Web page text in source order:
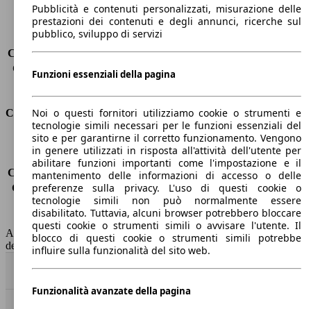
Porte
4
Sedili
5
Carico sul tetto
-
Capacità di traino (senza freni) -
Capacità di traino (con freni)
1600 kg
480 l
Consumi
Emissioni di CO2*
-
Consumo (urbano)
-
Consumo (extra-urbano) -
Consumo (combinato)*
-
Classe di emissione
Euro 6
Capacità del serbatoio
52 l
AutoScout24 non si assume alcuna responsabilità per la correttezza
dei dati.
Torna su
Pubblicità e contenuti personalizzati, misurazione delle
prestazioni dei contenuti e degli annunci, ricerche sul
pubblico, sviluppo di servizi
Funzioni essenziali della pagina
Noi o questi fornitori utilizziamo cookie o strumenti e
tecnologie simili necessari per le funzioni essenziali del
sito e per garantirne il corretto funzionamento. Vengono
in genere utilizzati in risposta all'attività dell'utente per
abilitare funzioni importanti come l'impostazione e il
mantenimento delle informazioni di accesso o delle
preferenze sulla privacy. L'uso di questi cookie o
tecnologie simili non può normalmente essere
disabilitato. Tuttavia, alcuni browser potrebbero bloccare
questi cookie o strumenti simili o avvisare l'utente. Il
blocco di questi cookie o strumenti simili potrebbe
influire sulla funzionalità del sito web.
Funzionalità avanzate della pagina